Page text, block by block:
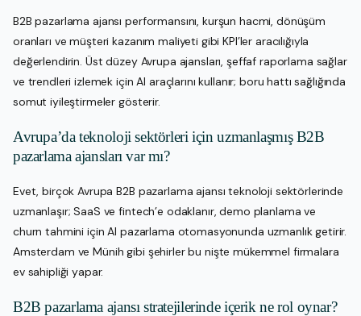
B2B pazarlama ajansı performansını, kurşun hacmi, dönüşüm
oranları ve müşteri kazanım maliyeti gibi KPI’ler aracılığıyla
değerlendirin. Üst düzey Avrupa ajansları, şeffaf raporlama sağlar
ve trendleri izlemek için AI araçlarını kullanır; boru hattı sağlığında
somut iyileştirmeler gösterir.
Avrupa’da teknoloji sektörleri için uzmanlaşmış B2B
pazarlama ajansları var mı?
Evet, birçok Avrupa B2B pazarlama ajansı teknoloji sektörlerinde
uzmanlaşır; SaaS ve fintech’e odaklanır, demo planlama ve
churn tahmini için AI pazarlama otomasyonunda uzmanlık getirir.
Amsterdam ve Münih gibi şehirler bu nişte mükemmel firmalara
ev sahipliği yapar.
B2B pazarlama ajansı stratejilerinde içerik ne rol oynar?